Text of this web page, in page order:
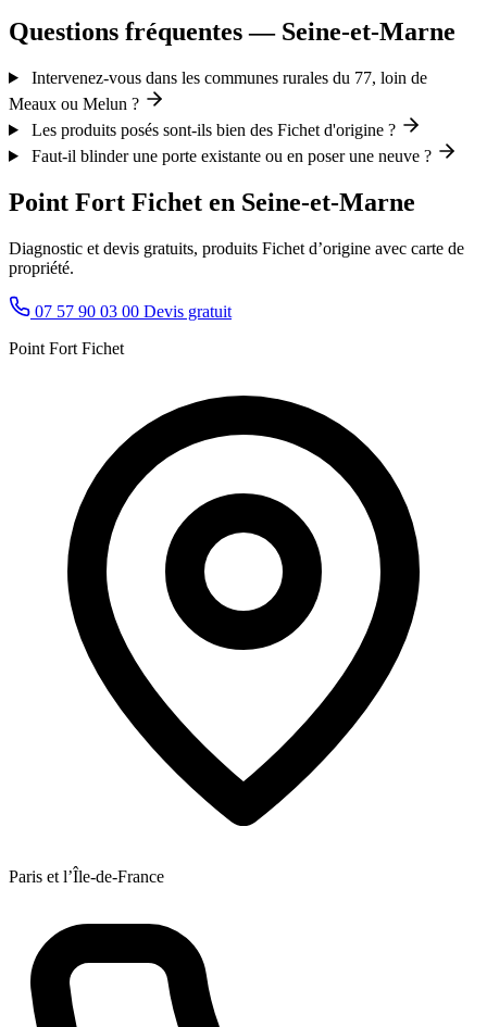
Questions fréquentes — Seine-et-Marne
Intervenez-vous dans les communes rurales du 77, loin de
Meaux ou Melun ?
Les produits posés sont-ils bien des Fichet d'origine ?
Faut-il blinder une porte existante ou en poser une neuve ?
Point Fort Fichet en Seine-et-Marne
Diagnostic et devis gratuits, produits Fichet d’origine avec carte de
propriété.
07 57 90 03 00 Devis gratuit
Point Fort Fichet
Paris et l’Île-de-France